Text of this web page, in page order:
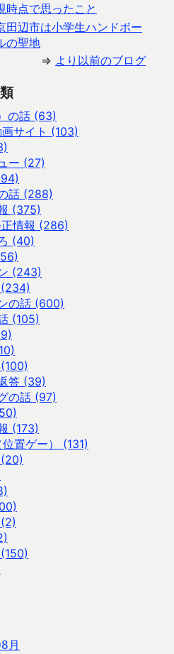
時点で思ったこと
田辺市は小学生ハンドボー
の聖地
⇒ より以前のブログ
の話 (63)
サイト (103)
ー (27)
話 (288)
(375)
情報 (286)
(40)
(243)
の話 (600)
(105)
答 (39)
の話 (97)
(173)
置ゲー） (131)
月